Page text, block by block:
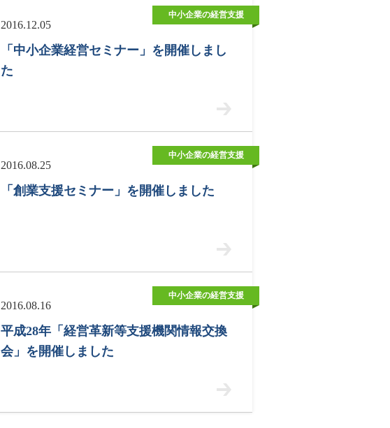
中小企業の経営支援
2016.12.05
「中小企業経営セミナー」を開催しまし
た
中小企業の経営支援
2016.08.25
「創業支援セミナー」を開催しました
中小企業の経営支援
2016.08.16
平成28年「経営革新等支援機関情報交換
会」を開催しました